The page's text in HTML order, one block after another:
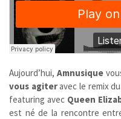
Aujourd’hui,Amnusique
vous agiteravec le remix
featuring avec Queen
est né de la rencontre